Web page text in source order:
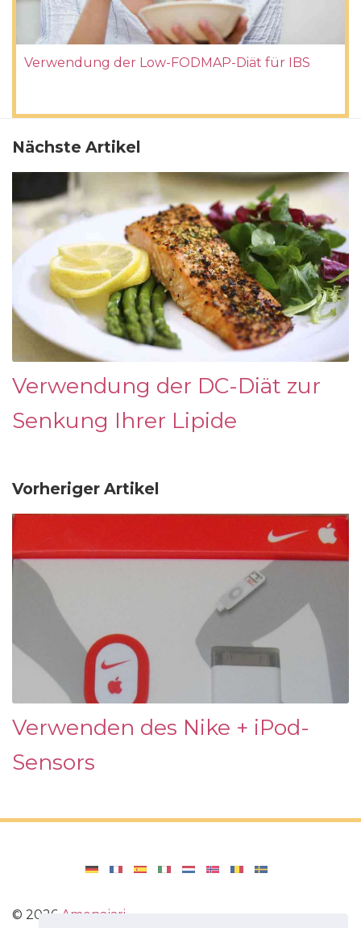
Verwendung der Low-FODMAP-Diät für IBS
Nächste Artikel
Verwendung der DC-Diät zur
Senkung Ihrer Lipide
Vorheriger Artikel
Verwenden des Nike + iPod-
Sensors
© 2026 Amenajari